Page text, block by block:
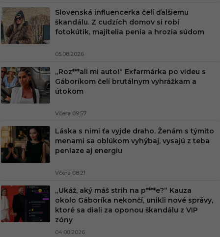
Slovenská influencerka čelí ďalšiemu
škandálu. Z cudzích domov si robí
fotokútik, majitelia penia a hrozia súdom
05.08.2026
„Roz***ali mi auto!“ Exfarmárka po videu s
Gáboríkom čelí brutálnym vyhrážkam a
útokom
Včera 09:57
Láska s nimi ťa vyjde draho. Ženám s týmito
menami sa oblúkom vyhýbaj, vysajú z teba
peniaze aj energiu
Včera 08:21
„Ukáž, aký máš strih na p****e?“ Kauza
okolo Gáboríka nekončí, unikli nové správy,
ktoré sa diali za oponou škandálu z VIP
zóny
04.08.2026